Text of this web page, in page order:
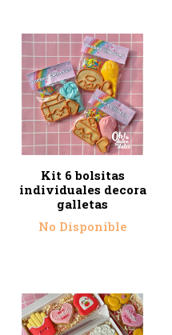
Kit 6 bolsitas
individuales decora
galletas
No Disponible